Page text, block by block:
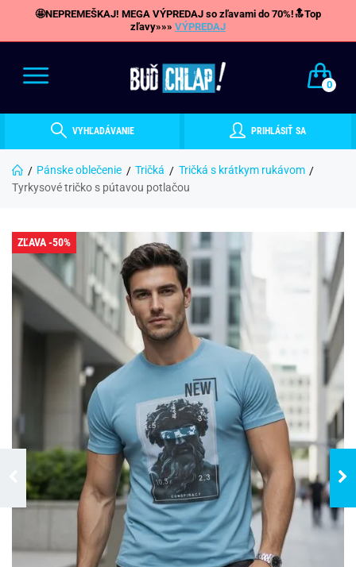
🤩NEPREMEŠKAJ! MEGA VÝPREDAJ so zľavami do 70%!🔝Top
zľavy»»» VÝPREDAJ
0
VYHĽADÁVANIE PRIHLÁSIŤ SA
Pánske oblečenie Tričká
Tričká s krátkym rukávom
Tyrkysové tričko s pútavou potlačou
ZĽAVA -50%